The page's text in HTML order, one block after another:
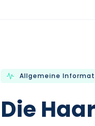
Allgemeine
Die